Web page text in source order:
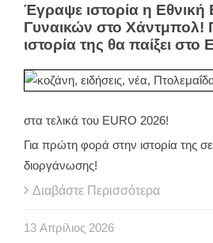
Έγραψε ιστορία η Εθνική
Γυναικών στο
ιστορία της θα παίξει στο
στα τελικά του EURO 2026!
Για πρώτη φορά στην ιστορία της
διοργάνωσης!
Διαβάστε Περισσότερα
13 Απρίλιος 2026